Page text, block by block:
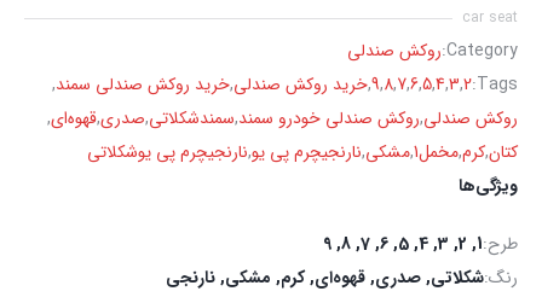
car seat
Category: روکش صندلی
Tags:
2
,
3
,
4
,
5
,
6
,
7
,
8
,
9
,خرید روکش صندلی,خرید روکش صندلی سمند,
روکش صندلی,روکش صندلی خودرو سمند,سمندشکلاتی,صدری,قهوه‌ای,
کتان,کرم,مخمل1 ,مشکی,نارنجیچرم پی یو,نارنجیچرم پی یوشکلاتی
ویژگی‌ها
طرح:1, 2, 3, 4, 5, 6, 7, 8, 9
رنگ:شکلاتی,صدری,قهوه‌ای,کرم, مشکی,نارنجی